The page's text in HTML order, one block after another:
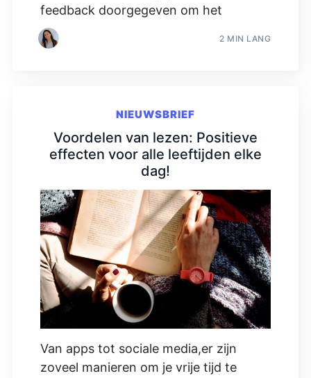
feedback doorgegeven om het
2 MIN LANG
NIEUWSBRIEF
Voordelen van lezen: Positieve
effecten voor alle leeftijden elke
dag!
Van apps tot sociale media,er zijn
zoveel manieren om je vrije tijd te